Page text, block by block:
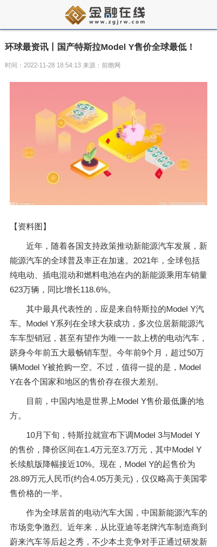
环球最资讯丨国产特斯拉Model Y售价全球最低！
时间：2022-11-28 18:54:13 来源：前瞻网
【资料图】
近年，随着各国支持政策推动新能源汽车发展，新
能源汽车的全球普及率正在加速。2021年，全球包括
纯电动、插电混动和燃料电池在内的新能源乘用车销量
623万辆，同比增长118.6%。
其中最具代表性的，应是来自特斯拉的Model Y汽
车。Model Y系列在全球大获成功，多次位居新能源汽
车车型销冠，甚至有望作为唯一一款上榜的电动汽车，
跻身今年前五大最畅销车型。今年前9个月，超过50万
辆Model Y被抢购一空。不过，值得一提的是，Model
Y在各个国家和地区的售价存在很大差别。
目前，中国内地是世界上Model Y售价最低廉的地
方。
10月下旬，特斯拉就宣布下调Model 3与Model Y
的售价，降价区间在1.4万元至3.7万元，其中Model Y
长续航版降幅接近10%。现在，Model Y的起售价为
28.89万元人民币(约合4.05万美元)，仅仅略高于美国零
售价格的一半。
作为全球居首的电动汽车大国，中国新能源汽车的
市场竞争激烈。近年来，从比亚迪等老牌汽车制造商到
蔚来汽车等后起之秀，不少本土竞争对手正通过研发新